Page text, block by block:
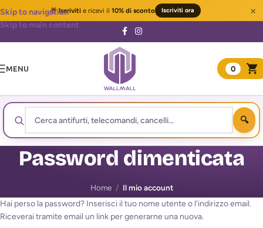
🎁Iscrivitie ricevi il 10% di sconto Iscriviti ora ×
Skip to navigation
Skip to main content
MENU 0
Password dimenticata
Home / Il mio account
Hai perso la password? Inserisci il tuo nome utente o l'indirizzo email.
Riceverai tramite email un link per generarne una nuova.